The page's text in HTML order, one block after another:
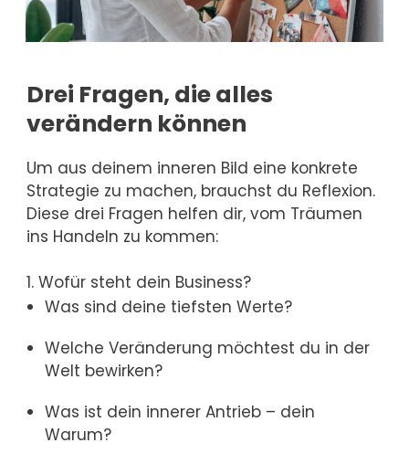
Drei Fragen, die alles
verändern können
Um aus deinem inneren Bild eine konkrete
Strategie zu machen, brauchst du Reflexion.
Diese drei Fragen helfen dir, vom Träumen
ins Handeln zu kommen:
1. Wofür steht dein Business?
Was sind deine tiefsten Werte?
Welche Veränderung möchtest du in der
Welt bewirken?
Was ist dein innerer Antrieb – dein
Warum?